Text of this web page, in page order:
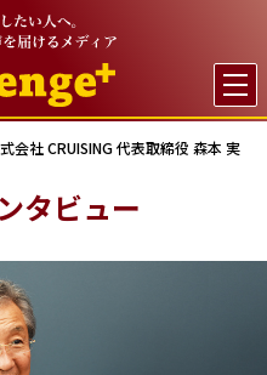

会社 CRUISING 代表取締役 森本 実
タビュー